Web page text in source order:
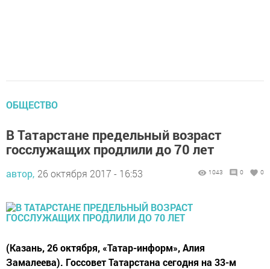
ОБЩЕСТВО
В Татарстане предельный возраст
госслужащих продлили до 70 лет
автор, 26 октября 2017 - 16:53 1043 0 0
(Казань, 26 октября, «Татар-информ», Алия
Замалеева). Госсовет Татарстана сегодня на 33-м